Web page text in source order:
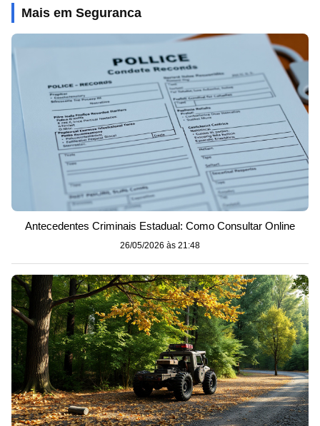
Mais em Seguranca
Antecedentes Criminais Estadual: Como Consultar Online
26/05/2026 às 21:48